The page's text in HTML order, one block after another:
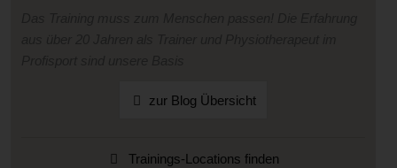
zur Blog Übersicht
Trainings-Locations finden